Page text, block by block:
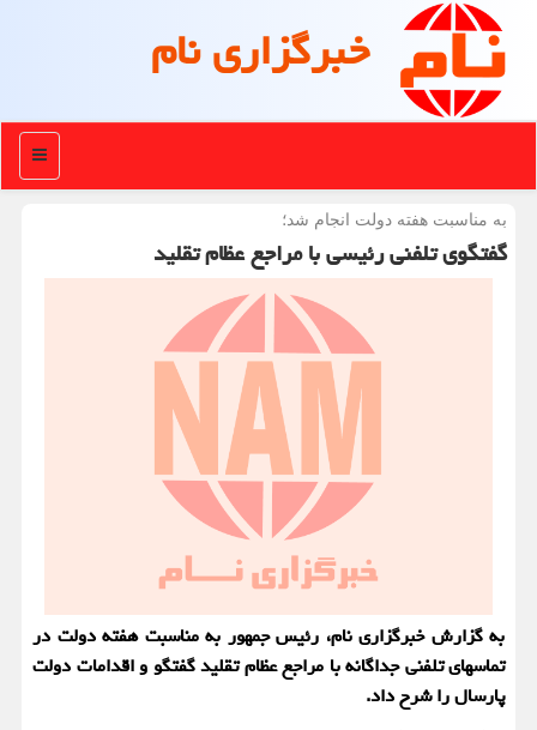
خبرگزاری نام
منو
به مناسبت هفته دولت انجام شد؛
گفتگوی تلفنی رئیسی با مراجع عظام تقلید
به گزارش خبرگزاری نام، رئیس جمهور به مناسبت هفته دولت در
تماسهای تلفنی جداگانه با مراجع عظام تقلید گفتگو و اقدامات دولت
پارسال را شرح داد.